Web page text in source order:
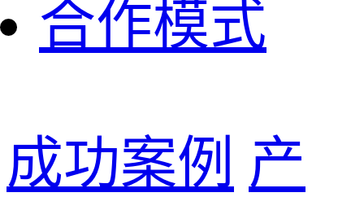
合作模式
成功案例 产